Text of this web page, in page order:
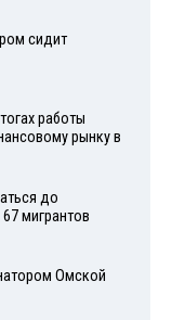
сидит
работы
рынку в
до
мигрантов
Омской